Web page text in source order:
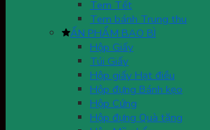
Tem Tết
Tem bánh Trung thu
ẤN PHẨM BAO BÌ
Hộp Giấy
Túi Giấy
Hộp giấy Hạt điều
Hộp đựng Bánh kẹo
Hộp Cứng
Hộp đựng Quà tặng